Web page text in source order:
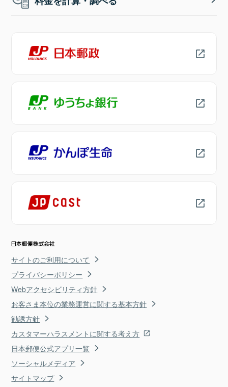
サイトのご利用について
プライバシーポリシー
Webアクセシビリティ方針
お客さま本位の業務運営に関する基本方針
勧誘方針
カスタマーハラスメントに関する考え方
日本郵便公式アプリ一覧
ソーシャルメディア
サイトマップ